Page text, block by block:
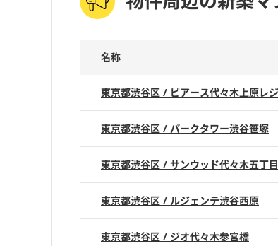
名称
東京都渋谷区 / ピアース代々木上原レ
東京都渋谷区 / パークタワー渋谷笹塚
東京都渋谷区 / サンウッド代々木五丁目
東京都渋谷区 / ルジェンテ渋谷西原
東京都渋谷区 / ジオ代々木参宮橋